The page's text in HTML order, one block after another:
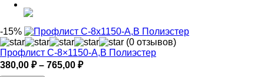
-15%
(0 отзывов)
Профлист С-8×1150-A,B Полиэстер
380,00 ₽ – 765,00 ₽Диапазон